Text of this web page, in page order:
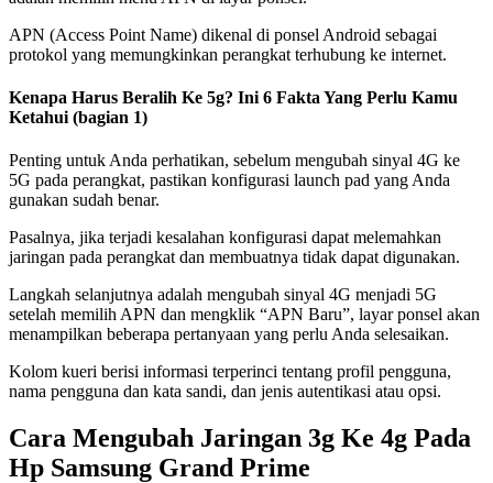
APN (Access Point Name) dikenal di ponsel Android sebagai
protokol yang memungkinkan perangkat terhubung ke internet.
Kenapa Harus Beralih Ke 5g? Ini 6 Fakta Yang Perlu Kamu
Ketahui (bagian 1)
Penting untuk Anda perhatikan, sebelum mengubah sinyal 4G ke
5G pada perangkat, pastikan konfigurasi launch pad yang Anda
gunakan sudah benar.
Pasalnya, jika terjadi kesalahan konfigurasi dapat melemahkan
jaringan pada perangkat dan membuatnya tidak dapat digunakan.
Langkah selanjutnya adalah mengubah sinyal 4G menjadi 5G
setelah memilih APN dan mengklik “APN Baru”, layar ponsel akan
menampilkan beberapa pertanyaan yang perlu Anda selesaikan.
Kolom kueri berisi informasi terperinci tentang profil pengguna,
nama pengguna dan kata sandi, dan jenis autentikasi atau opsi.
Cara Mengubah Jaringan 3g Ke 4g Pada
Hp Samsung Grand Prime